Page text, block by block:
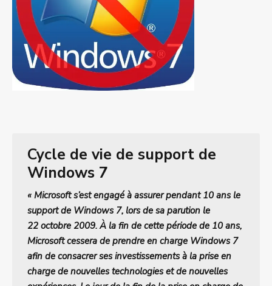
Cycle de vie de support de
Windows 7
« Microsoft s’est engagé à assurer pendant 10 ans le
support de Windows 7, lors de sa parution le
22 octobre 2009. À la fin de cette période de 10 ans,
Microsoft cessera de prendre en charge Windows 7
afin de consacrer ses investissements à la prise en
charge de nouvelles technologies et de nouvelles